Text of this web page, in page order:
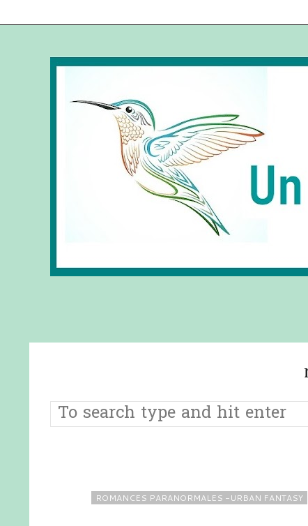
ROMANCES PARANORMALES -URBAN FANTASY